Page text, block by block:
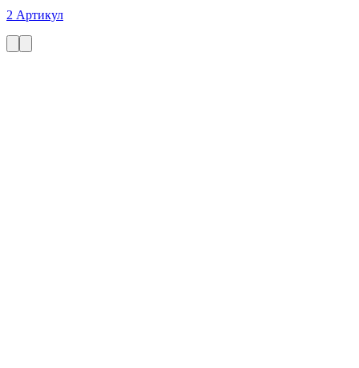
2 Артикул